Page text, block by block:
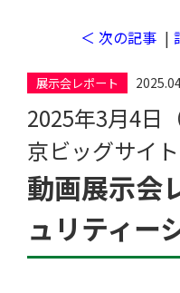
＜ 次の記事 |
展示会レポート
2025年3月4日
京ビッグサイ
動画展示会
ュリティー